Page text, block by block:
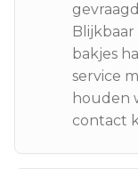
bakjes
service
houden
contact